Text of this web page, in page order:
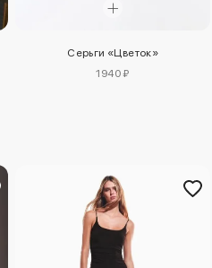
Серьги «Цветок»
1940 ₽